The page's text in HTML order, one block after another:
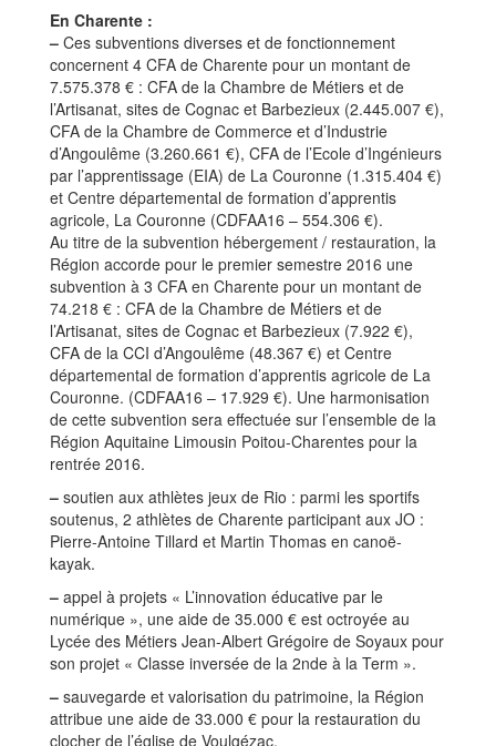
En Charente :
– Ces subventions diverses et de fonctionnement
concernent 4 CFA de Charente pour un montant de
7.575.378 € : CFA de la Chambre de Métiers et de
l’Artisanat, sites de Cognac et Barbezieux (2.445.007 €),
CFA de la Chambre de Commerce et d’Industrie
d’Angoulême (3.260.661 €), CFA de l’Ecole d’Ingénieurs
par l’apprentissage (EIA) de La Couronne (1.315.404 €)
et Centre départemental de formation d’apprentis
agricole, La Couronne (CDFAA16 – 554.306 €).
Au titre de la subvention hébergement / restauration, la
Région accorde pour le premier semestre 2016 une
subvention à 3 CFA en Charente pour un montant de
74.218 € : CFA de la Chambre de Métiers et de
l’Artisanat, sites de Cognac et Barbezieux (7.922 €),
CFA de la CCI d’Angoulême (48.367 €) et Centre
départemental de formation d’apprentis agricole de La
Couronne. (CDFAA16 – 17.929 €). Une harmonisation
de cette subvention sera effectuée sur l’ensemble de la
Région Aquitaine Limousin Poitou-Charentes pour la
rentrée 2016.
– soutien aux athlètes jeux de Rio : parmi les sportifs
soutenus, 2 athlètes de Charente participant aux JO :
Pierre-Antoine Tillard et Martin Thomas en canoë-
kayak.
– appel à projets « L’innovation éducative par le
numérique », une aide de 35.000 € est octroyée au
Lycée des Métiers Jean-Albert Grégoire de Soyaux pour
son projet « Classe inversée de la 2nde à la Term ».
– sauvegarde et valorisation du patrimoine, la Région
attribue une aide de 33.000 € pour la restauration du
clocher de l’église de Voulgézac.